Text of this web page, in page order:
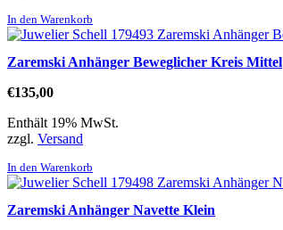
In den Warenkorb
Zaremski Anhänger Beweglicher Kreis Mittel
€135,00
Enthält 19% MwSt.
zzgl. Versand
In den Warenkorb
Zaremski Anhänger Navette Klein